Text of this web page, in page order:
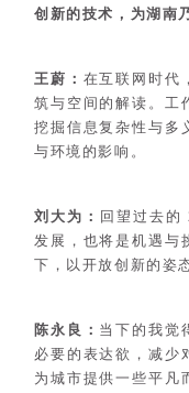
创新的技术，为湖南
王蔚： 在互联网时代
筑与 空间的解读。工
挖掘信息复杂性与多
与环境的影响。
刘大为： 回望过去的
发展，也将是机遇与
下，以开放创新的姿
陈永良： 当下的我觉
必要的表达欲，减少
为城市提供一些平凡